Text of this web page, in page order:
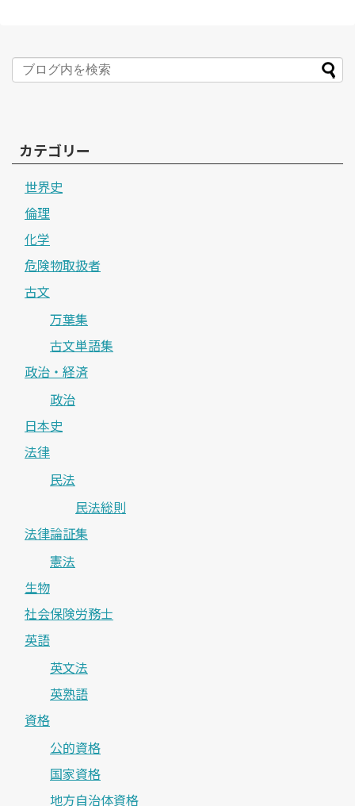
カテゴリー
世界史
倫理
化学
危険物取扱者
古文
万葉集
古文単語集
政治・経済
政治
日本史
法律
民法
民法総則
法律論証集
憲法
生物
社会保険労務士
英語
英文法
英熟語
資格
公的資格
国家資格
地方自治体資格